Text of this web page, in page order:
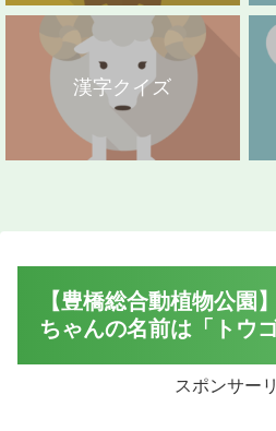
漢字クイズ
【豊橋総合動植物公園
ちゃんの名前は「トウ
スポンサー